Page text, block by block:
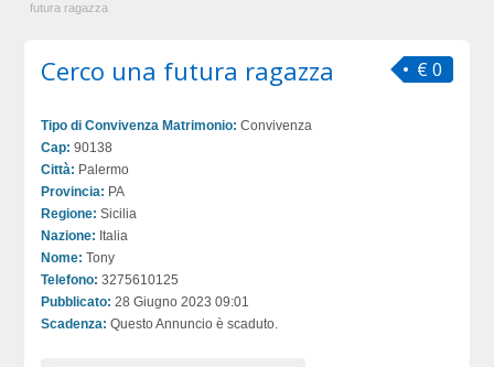
futura ragazza
€ 0
Cerco una futura ragazza
Tipo di Convivenza Matrimonio: Convivenza
Cap: 90138
Città: Palermo
Provincia: PA
Regione: Sicilia
Nazione: Italia
Nome: Tony
Telefono: 3275610125
Pubblicato: 28 Giugno 2023 09:01
Scadenza: Questo Annuncio è scaduto.